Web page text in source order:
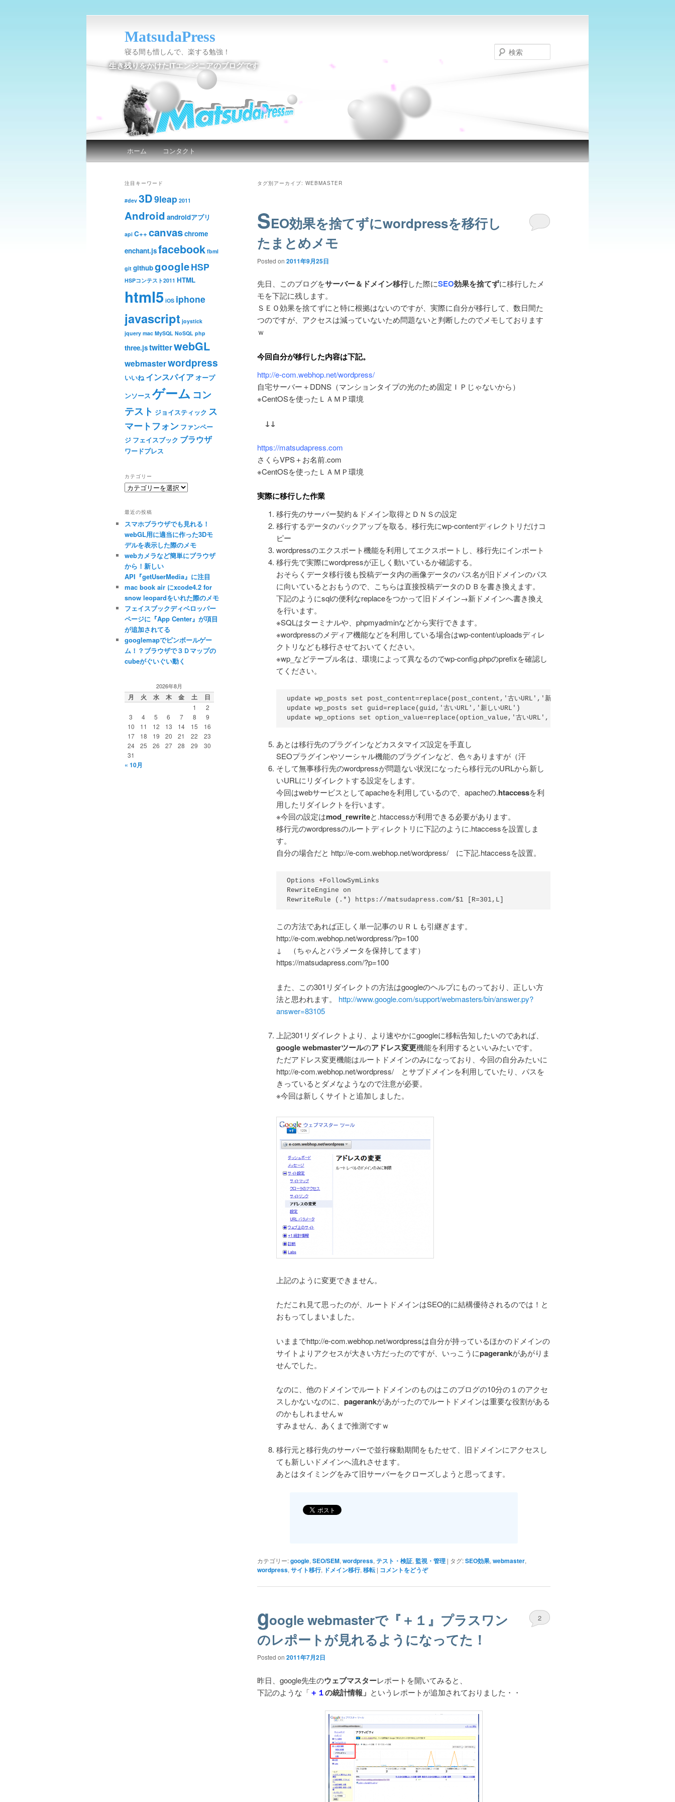
MatsudaPress
寝る間も惜しんで、楽する勉強！
生き残りをかけたITエンジニアのブログです
メインメニュー
メインコンテンツへ移動
サブコンテンツへ移動
ホーム コンタクト
タグ別アーカイブ: WEBMASTER
SEO効果を捨てずにwordpressを移行し
たまとめメモ
Posted on 2011年9月25日
先日、このブログをサーバー＆ドメイン移行した際にSEO効果を捨てずに移行したメ
モを下記に残します。
ＳＥＯ効果を捨てずにと特に根拠はないのですが、実際に自分が移行して、数日間た
つのですが、アクセスは減っていないため問題ないと判断したのでメモしております
ｗ
今回自分が移行した内容は下記。
http://e-com.webhop.net/wordpress/
自宅サーバー＋DDNS（マンションタイプの光のため固定ＩＰじゃないから）
※CentOSを使ったＬＡＭＰ環境
↓↓
https://matsudapress.com
さくらVPS＋お名前.com
※CentOSを使ったＬＡＭＰ環境
実際に移行した作業
移行先のサーバー契約＆ドメイン取得とＤＮＳの設定
移行するデータのバックアップを取る。移行先にwp-contentディレクトリだけコ
ピー
wordpressのエクスポート機能を利用してエクスポートし、移行先にインポート
移行先で実際にwordpressが正しく動いているか確認する。
おそらくデータ移行後も投稿データ内の画像データのパス名が旧ドメインのパス
に向いているとおもうので、こちらは直接投稿データのＤＢを書き換えます。
下記のようにsqlの便利なreplaceをつかって旧ドメイン→新ドメインへ書き換え
を行います。
※SQLはターミナルや、phpmyadminなどから実行できます。
※wordpressのメディア機能などを利用している場合はwp-content/uploadsディレ
クトリなども移行させておいてください。
※wp_などテーブル名は、環境によって異なるのでwp-config.phpのprefixを確認し
てください。
update wp_posts set post_content=replace(post_content,'古いURL','新しいURL')
update wp_posts set guid=replace(guid,'古いURL','新しいURL')
update wp_options set option_value=replace(option_value,'古いURL','新しいURL'
あとは移行先のプラグインなどカスタマイズ設定を手直し
SEOプラグインやソーシャル機能のプラグインなど、色々ありますが（汗
そして無事移行先のwordpressが問題ない状況になったら移行元のURLから新し
いURLにリダイレクトする設定をします。
今回はwebサービスとしてapacheを利用しているので、apacheの.htaccessを利
用したリダイレクトを行います。
※今回の設定はmod_rewriteと.htaccessが利用できる必要があります。
移行元のwordpressのルートディレクトリに下記のように.htaccessを設置しま
す。
自分の場合だと http://e-com.webhop.net/wordpress/ に下記.htaccessを設置。
Options +FollowSymLinks
RewriteEngine on
RewriteRule (.*) https://matsudapress.com/$1 [R=301,L]
この方法であれば正しく単一記事のＵＲＬも引継ぎます。
http://e-com.webhop.net/wordpress/?p=100
↓ （ちゃんとパラメータを保持してます）
https://matsudapress.com/?p=100
また、この301リダイレクトの方法はgoogleのヘルプにものっており、正しい方
法と思われます。 http://www.google.com/support/webmasters/bin/answer.py?
answer=83105
上記301リダイレクトより、より速やかにgoogleに移転告知したいのであれば、
google webmasterツールのアドレス変更機能を利用するといいみたいです。
ただアドレス変更機能はルートドメインのみになっており、今回の自分みたいに
http://e-com.webhop.net/wordpress/ とサブドメインを利用していたり、パスを
きっているとダメなようなので注意が必要。
※今回は新しくサイトと追加しました。
上記のように変更できません。
ただこれ見て思ったのが、ルートドメインはSEO的に結構優待されるのでは！と
おもってしまいました。
いままでhttp://e-com.webhop.net/wordpressは自分が持っているほかのドメインの
サイトよりアクセスが大きい方だったのですが、いっこうにpagerankがあがりま
せんでした。
なのに、他のドメインでルートドメインのものはこのブログの10分の１のアクセ
スしかないなのに、 pagerankがあがったのでルートドメインは重要な役割がある
のかもしれませんｗ
すみません、あくまで推測ですｗ
移行元と移行先のサーバーで並行稼動期間をもたせて、旧ドメインにアクセスし
ても新しいドメインへ流れさせます。
あとはタイミングをみて旧サーバーをクローズしようと思ってます。
カテゴリー:google, SEO/SEM, wordpress, テスト・検証, 監視・管理 | タグ:SEO効果, webmaster,
wordpress, サイト移行, ドメイン移行, 移転 | コメントをどうぞ
google webmasterで『＋１』プラスワン
のレポートが見れるようになってた！
Posted on 2011年7月2日
2
昨日、google先生のウェブマスターレポートを開いてみると、
下記のような「＋１の統計情報」 というレポートが追加されておりました・・
注目キーワード
#dev 3D9leap 2011
Android androidアプリ
api C++ canvaschrome
enchant.jsfacebook fbml
git githubgoogleHSP
HSPコンテスト2011 HTML
html5 iOS iphone
javascript joystick
jquery mac MySQL NoSQL php
three.jstwitterwebGL
webmasterwordpress
いいね インスパイアオープ
ンソース ゲーム コン
テスト ジョイスティック ス
マートフォン ファンペー
ジ フェイスブック ブラウザ
ワードプレス
カテゴリー
カ
リ
ー
最近の投稿
スマホブラウザでも見れる！
webGL用に適当に作った3Dモ
デルを表示した際のメモ
webカメラなど簡単にブラウザ
から！新しい
API『getUserMedia』に注目
mac book air にxcode4.2 for
snow leopardをいれた際のメモ
フェイスブックディベロッパー
ページに『App Center』が項目
が追加されてる
googlemapでピンボールゲー
ム！？ブラウザで３Ｄマップの
cubeがぐいぐい動く
2026年8月
月 火 水 木 金 土 日
1
2
3
4 5 6 7 8
9
10
11 12 13 14 15
16
17
18 19 20 21 22
23
24
25 26 27 28 29
30
31
« 10月